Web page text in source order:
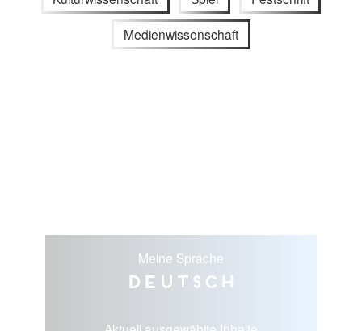
Medienwissenschaft
Meine Sprache
Deutsch